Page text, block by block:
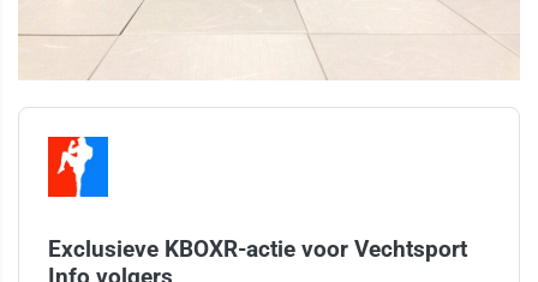
Exclusieve KBOXR-actie voor Vechtsport
Info volgers